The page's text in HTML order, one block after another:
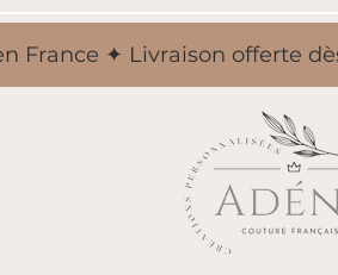
France ✦ Livraison offerte